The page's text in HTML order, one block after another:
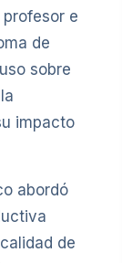
e
de
sobre
impacto
abordó
de